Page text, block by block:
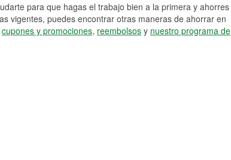
para que hagas el trabajo bien a la primera y ahorres
vigentes, puedes encontrar otras maneras de ahorrar en
cupones y promociones, reembolsos y nuestro programa de